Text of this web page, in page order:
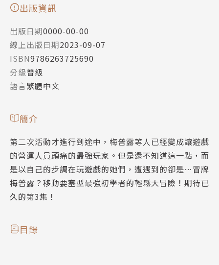
出版資訊
出版日期0000-00-00
線上出版日期2023-09-07
ISBN9786263725690
分級普級
語言繁體中文
簡介
第二次活動才進行到途中，梅普露等人已經變成讓遊戲
的營運人員頭痛的最強玩家。但是還不知道這一點，而
是以自己的步調在玩遊戲的她們，遭遇到的卻是…冒牌
梅普露？移動要塞型最強初學者的輕鬆大冒險！期待已
久的第3集！
目錄